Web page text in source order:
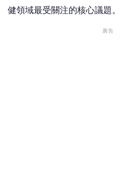
健領域最受關注的核心議題。
廣告